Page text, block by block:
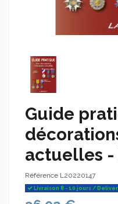
Guide
actuelles -
Référence L20220147
Livraison 8 - 10 jours /